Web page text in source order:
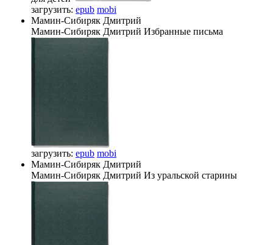
загрузить: epub mobi
Мамин-Сибиряк Дмитрий
Мамин-Сибиряк Дмитрий Избранные письма
загрузить: epub mobi
Мамин-Сибиряк Дмитрий
Мамин-Сибиряк Дмитрий Из уральской старины